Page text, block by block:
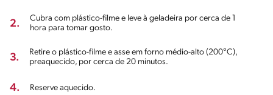
2.
Cubra com plástico-filme e leve à geladeira por cerca de 1
hora para tomar gosto.
3.
Retire o plástico-filme e asse em forno médio-alto (200°C),
preaquecido, por cerca de 20 minutos.
4. Reserve aquecido.